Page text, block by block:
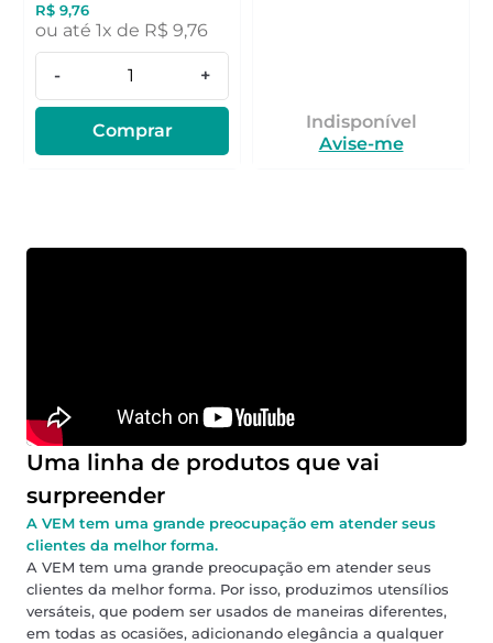
R$ 9,76
ou até 1x de R$ 9,76
- +
Comprar
Indisponível
Avise-me
Uma linha de produtos que vai
surpreender
A VEM tem uma grande preocupação em atender seus
clientes da melhor forma.
A VEM tem uma grande preocupação em atender seus
clientes da melhor forma. Por isso, produzimos utensílios
versáteis, que podem ser usados de maneiras diferentes,
em todas as ocasiões, adicionando elegância a qualquer